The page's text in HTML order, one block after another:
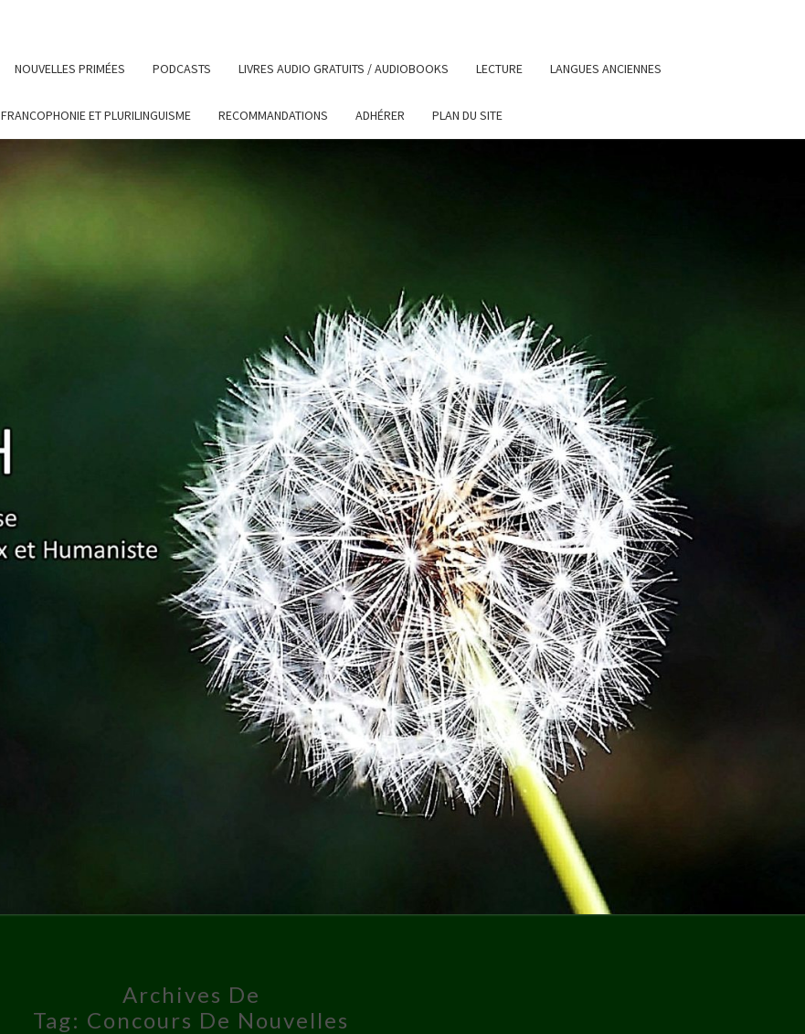
NOUVELLES PRIMÉES PODCASTS LIVRES AUDIO GRATUITS / AUDIOBOOKS LECTURE LANGUES ANCIENNES
FRANCOPHONIE ET PLURILINGUISME RECOMMANDATIONS ADHÉRER PLAN DU SITE
Association
Française
Pour Un
Enseignement
Ambitieux Et
Humaniste
Archives De
Tag: Concours De Nouvelles